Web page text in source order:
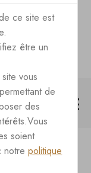
ce site est
être un
vous
de
des
soient
notrepolitique